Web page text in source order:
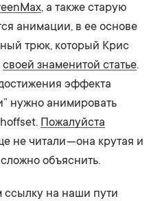
, а также старую
анимации, в ее основе
трюк, который Крис
своей знаменитой статье.
эффекта
нужно анимировать
Пожалуйста
не читали — она крутая и
объяснить.
на наши пути